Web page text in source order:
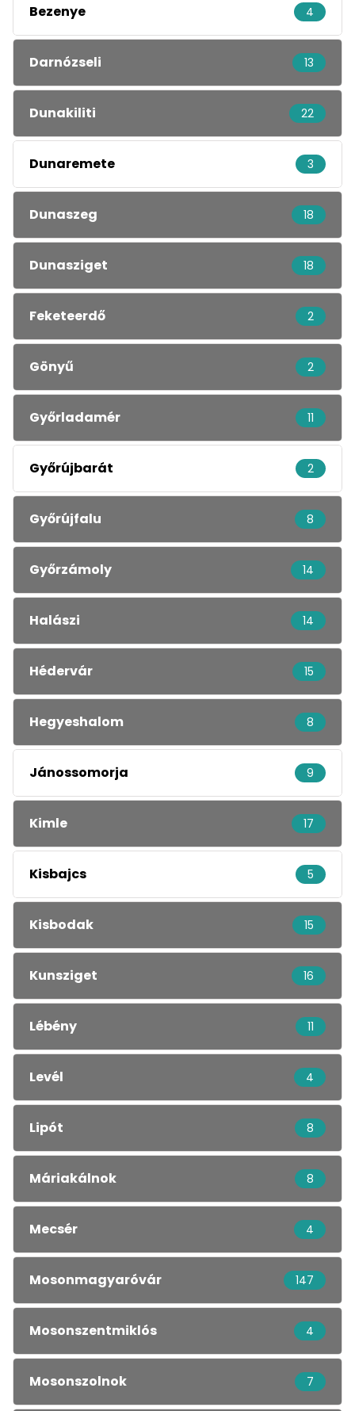
Bezenye 4
Darnózseli 13
Dunakiliti 22
Dunaremete 3
Dunaszeg 18
Dunasziget 18
Feketeerdő 2
Gönyű 2
Győrladamér 11
Győrújbarát 2
Győrújfalu 8
Győrzámoly 14
Halászi 14
Hédervár 15
Hegyeshalom 8
Jánossomorja 9
Kimle 17
Kisbajcs 5
Kisbodak 15
Kunsziget 16
Lébény 11
Levél 4
Lipót 8
Máriakálnok 8
Mecsér 4
Mosonmagyaróvár 147
Mosonszentmiklós 4
Mosonszolnok 7